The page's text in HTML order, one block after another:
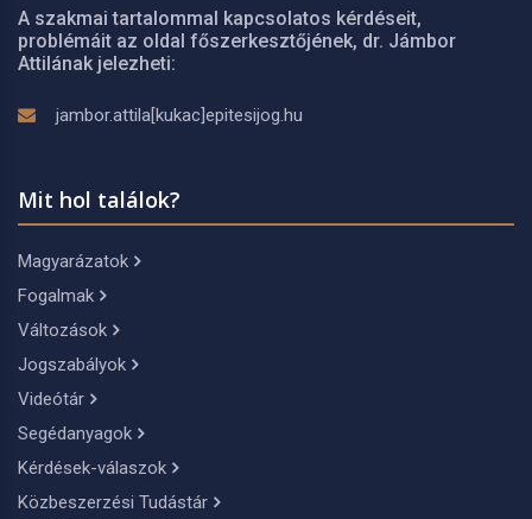
A szakmai tartalommal kapcsolatos kérdéseit,
problémáit az oldal főszerkesztőjének, dr. Jámbor
Attilának jelezheti:
jambor.attila[kukac]epitesijog.hu
Mit hol találok?
Magyarázatok
Fogalmak
Változások
Jogszabályok
Videótár
Segédanyagok
Kérdések-válaszok
Közbeszerzési Tudástár